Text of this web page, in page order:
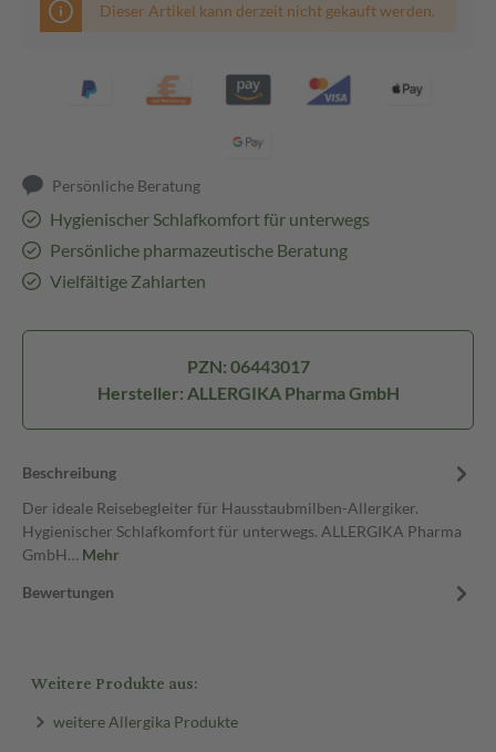
Dieser Artikel kann derzeit nicht gekauft werden.
Persönliche Beratung
Hygienischer Schlafkomfort für unterwegs
Persönliche pharmazeutische Beratung
Vielfältige Zahlarten
PZN: 06443017
Hersteller: ALLERGIKA Pharma GmbH
Beschreibung
Der ideale Reisebegleiter für Hausstaubmilben-Allergiker.
Hygienischer Schlafkomfort für unterwegs. ALLERGIKA Pharma
GmbH… Mehr
Bewertungen
Weitere Produkte aus:
weitere Allergika Produkte